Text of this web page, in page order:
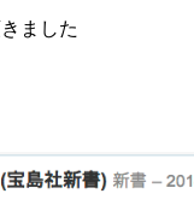
ました